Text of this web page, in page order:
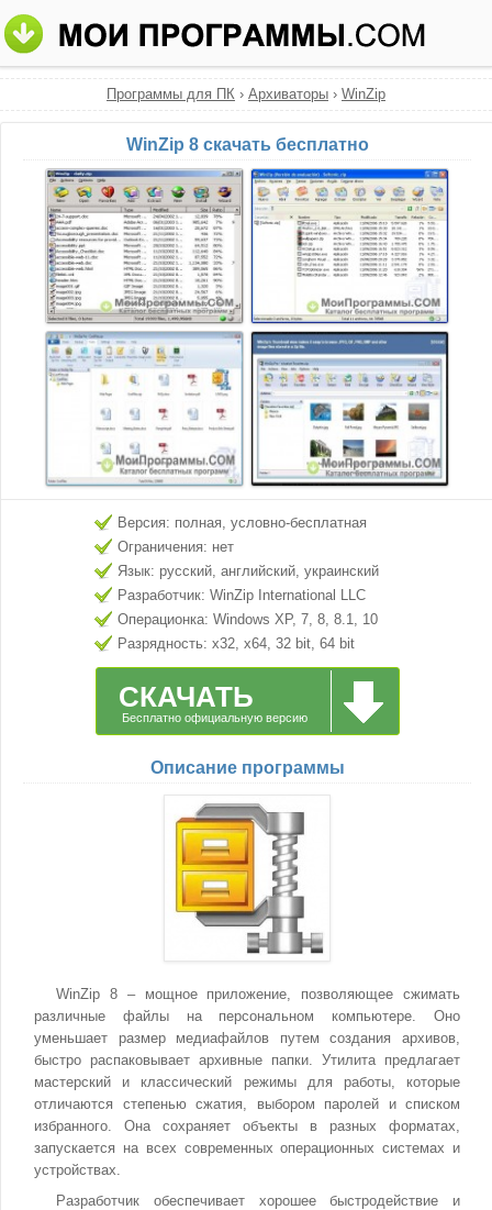
Программы для ПК › Архиваторы › WinZip
WinZip 8 скачать бесплатно
Версия: полная, условно-бесплатная
Ограничения: нет
Язык: русский, английский, украинский
Разработчик: WinZip International LLC
Операционка: Windows XP, 7, 8, 8.1, 10
Разрядность: x32, x64, 32 bit, 64 bit
СКАЧАТЬ
Бесплатно официальную версию
Описание программы
WinZip 8 – мощное приложение, позволяющее сжимать
различные файлы на персональном компьютере. Оно
уменьшает размер медиафайлов путем создания архивов,
быстро распаковывает архивные папки. Утилита предлагает
мастерский и классический режимы для работы, которые
отличаются степенью сжатия, выбором паролей и списком
избранного. Она сохраняет объекты в разных форматах,
запускается на всех современных операционных системах и
устройствах.
Разработчик обеспечивает хорошее быстродействие и